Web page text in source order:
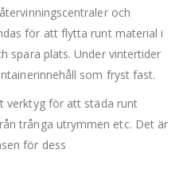
och
för att flytta runt material i
spara plats. Under vintertider
som fryst fast.
verktyg för att städa runt
trånga utrymmen etc. Det är
för dess